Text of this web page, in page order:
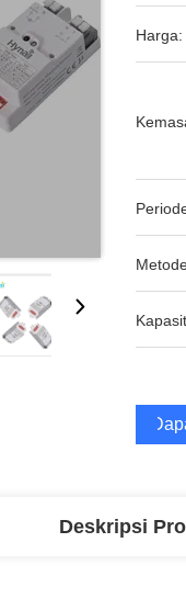
Harga:
Deskripsi